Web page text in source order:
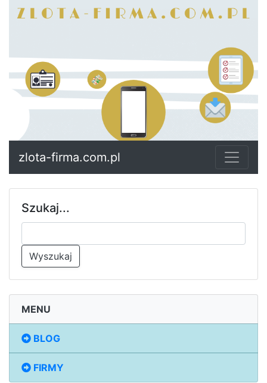
zlota-firma.com.pl
Szukaj...
Wyszukaj
MENU
BLOG
FIRMY